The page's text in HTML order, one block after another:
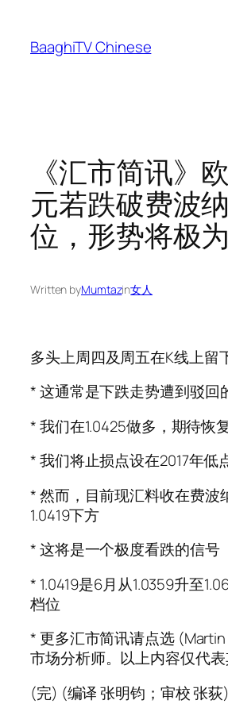
content
BaaghiTV Chinese
《汇市简讯》
元若跌破费波
位，形势将极
Written byMumtazin女人
多头上周四及周五在K线上留
* 这通常是下跌走势遭到驳回
* 我们在1.0425做多，期待恢
* 我们将止损点设在2017年低
* 然而，目前现汇料收在费波
1.0419下方
* 这将是一个极度看跌的信号
* 1.0419是6月从1.0359升至
档位
* 更多汇市简讯请点选
市场分析师。以上内容仅代
(完) (编译 张明钧；审校 张荻)